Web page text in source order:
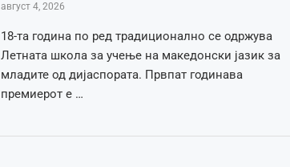
август 4, 2026
18-та година по ред традиционално се одржува
Летната школа за учење на македонски јазик за
младите од дијаспората. Првпат годинава
премиерот е …